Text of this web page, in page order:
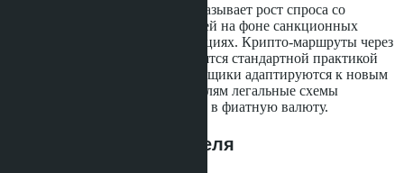
Рынок Паттайи в 2026 году показывает рост спроса со
стороны российских покупателей на фоне санкционных
ограничений в других юрисдикциях. Крипто-маршруты через
Bitkub и escrow-сервисы становятся стандартной практикой
для сделок от 2 млн бат. Застройщики адаптируются к новым
реалиям и предлагают покупателям легальные схемы
конвертации цифровых активов в фиатную валюту.
Чек-лист для покупателя